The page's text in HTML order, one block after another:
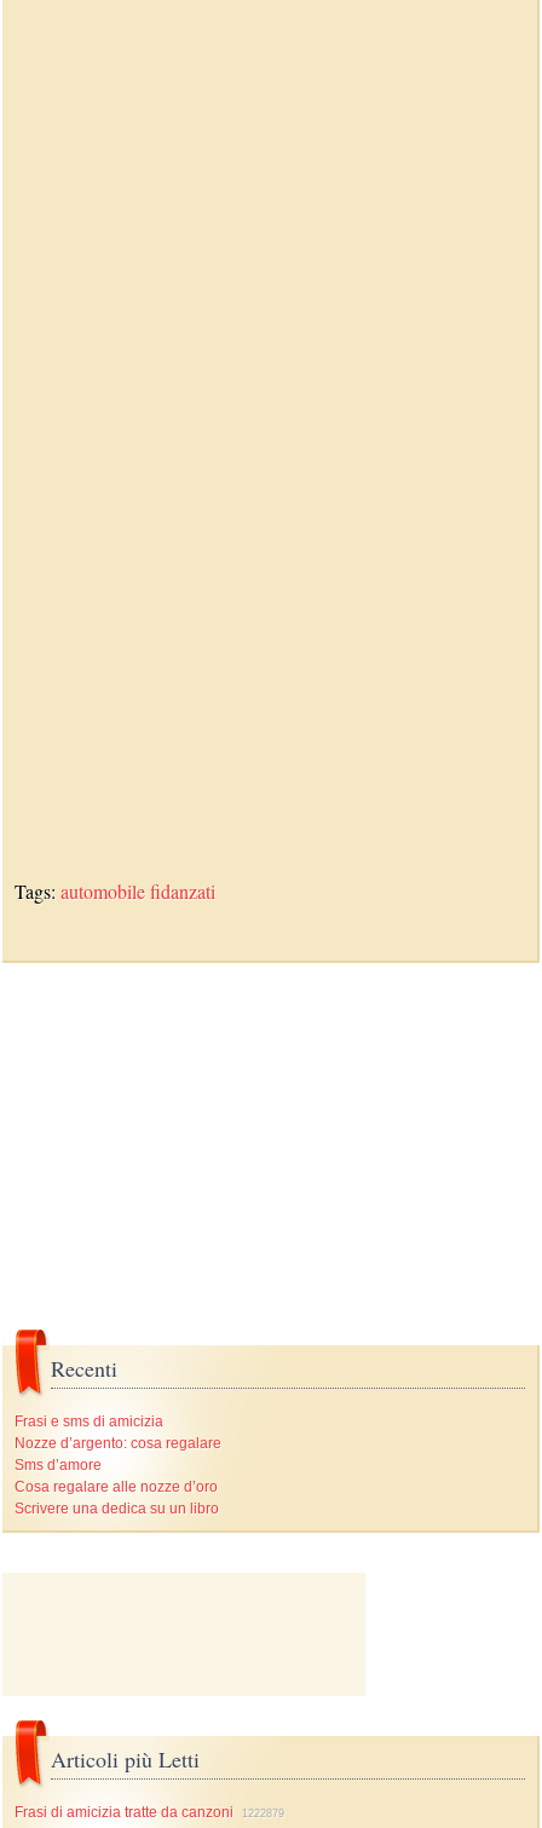
Tags:automobile fidanzati
Recenti
Frasi e sms di amicizia
Nozze d’argento: cosa regalare
Sms d’amore
Cosa regalare alle nozze d’oro
Scrivere una dedica su un libro
Articoli più Letti
Frasi di amicizia tratte da canzoni 1222879